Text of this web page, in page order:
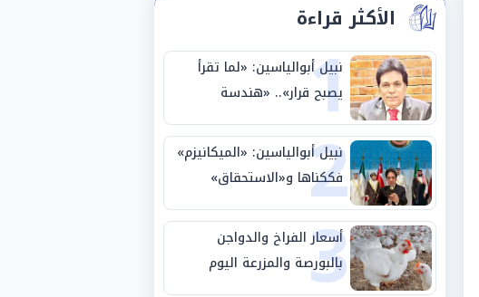
الأكثر قراءة
1
نبيل أبوالياسين: «لما تقرأ
يصبح قرار».. «هندسة
الاستثمار السيادي» بين «ربط
الجيب بالوطن» و«سيادة
الكلمة»
2
نبيل أبوالياسين: «الميكانيزم»
فككناها و«الاستحقاق»
حتمية.. «تفعيل الإرادة»
مهمة الجامعة العربية
3
أسعار الفراخ والدواجن
بالبورصة والمزرعة اليوم
الثلاثاء 4-8-2026